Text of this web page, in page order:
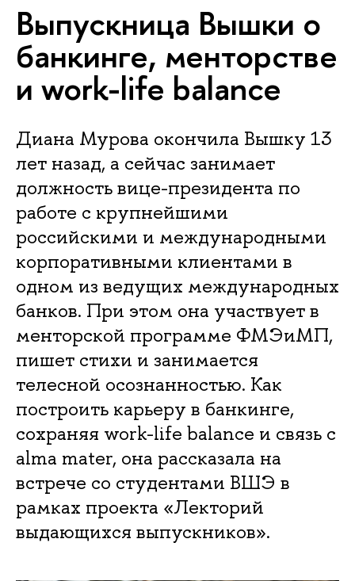
Выпускница Вышки о
банкинге, менторстве
и work-life balance
Диана Мурова окончила Вышку 13
лет назад, а сейчас занимает
должность вице-президента по
работе с крупнейшими
российскими и международными
корпоративными клиентами в
одном из ведущих международных
банков. При этом она участвует в
менторской программе ФМЭиМП,
пишет стихи и занимается
телесной осознанностью. Как
построить карьеру в банкинге,
сохраняя work-life balance и связь с
alma mater, она рассказала на
встрече со студентами ВШЭ в
рамках проекта «Лекторий
выдающихся выпускников».